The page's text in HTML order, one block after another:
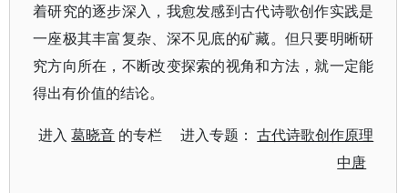
着研究的逐步深入，我愈发感到古代诗歌创作实践是
一座极其丰富复杂、深不见底的矿藏。但只要明晰研
究方向所在，不断改变探索的视角和方法，就一定能
得出有价值的结论。
进入葛晓音 的专栏 进入专题：古代诗歌创作原理
中唐